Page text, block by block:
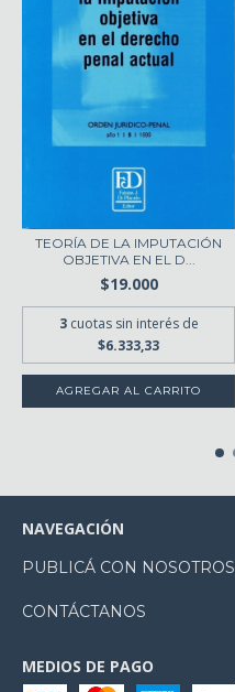
TEORÍA DE LA IMPUTACIÓN
OBJETIVA EN EL D...
$19.000
3 cuotas sin interés de
$6.333,33
NAVEGACIÓN
PUBLICÁ CON NOSOTROS
CONTÁCTANOS
MEDIOS DE PAGO